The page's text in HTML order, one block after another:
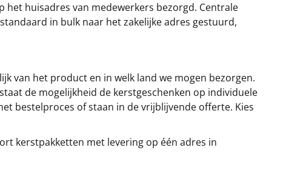
het huisadres van medewerkers bezorgd. Centrale
in bulk naar het zakelijke adres gestuurd,
van het product en in welk land we mogen bezorgen.
de mogelijkheid de kerstgeschenken op individuele
bestelproces of staan in de vrijblijvende offerte. Kies
kerstpakketten met levering op één adres in